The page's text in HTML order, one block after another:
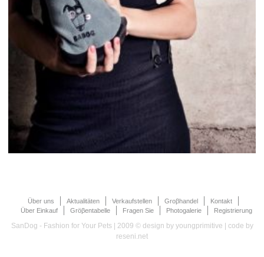
Über uns Aktualitäten Verkaufstellen Groβhandel
Kontakt
Über Einkauf
Gröβentabelle Fragen Sie Photogalerie Registrierung
SanDog - Fashion for Your Pets | 2009 © design by youngprimitive | code by
reseni.net